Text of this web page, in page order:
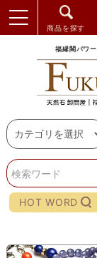
商品を探す
福縁閣パワ
HOT WORD